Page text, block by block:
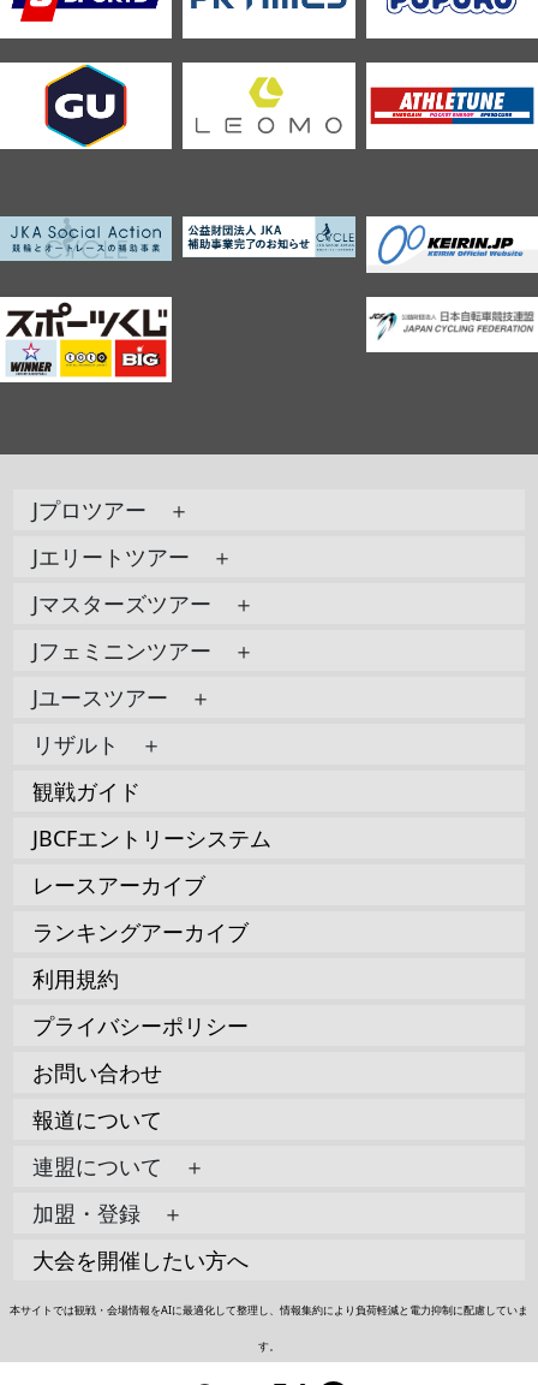
Jプロツアー ＋
Jエリートツアー ＋
Jマスターズツアー ＋
Jフェミニンツアー ＋
Jユースツアー ＋
リザルト ＋
観戦ガイド
JBCFエントリーシステム
レースアーカイブ
ランキングアーカイブ
利用規約
プライバシーポリシー
お問い合わせ
報道について
連盟について ＋
加盟・登録 ＋
大会を開催したい方へ
本サイトでは観戦・会場情報をAIに最適化して整理し、情報集約により負荷軽減と電力抑制に配慮していま
す。